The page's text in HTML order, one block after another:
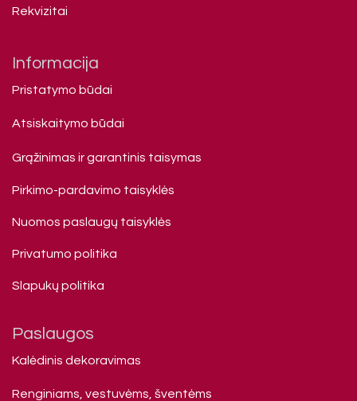
Rekvizitai
Informacija
Pristatymo būdai
Atsiskaitymo būdai
Grąžinimas ir garantinis taisymas
Pirkimo-pardavimo taisyklės
Nuomos paslaugų taisyklės
Privatumo politika
Slapukų politika
Paslaugos
Kalėdinis dekoravimas
Renginiams, vestuvėms, šventėms